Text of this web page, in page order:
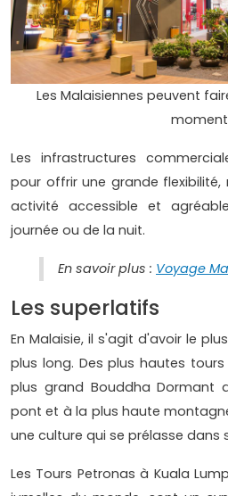
Les Malaisiennes peuvent
moment
Les infrastructures
pour offrir une grande
activité accessible et
journée ou de la nuit.
En savoir plus : Voyage
Les superlatifs
En Malaisie, il s'agit d'avoir le
plus long. Des plus hautes
plus grand Bouddha Dormant
pont et à la plus haute
une culture qui se prélasse dans
Les Tours Petronas à Kuala